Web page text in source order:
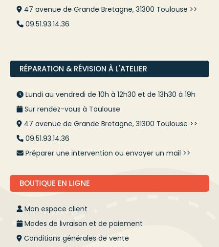
47 avenue de Grande Bretagne, 31300 Toulouse >>
09.51.93.14.36
RÉPARATION & RÉVISION À L'ATELIER
Lundi au vendredi de 10h à 12h30 et de 13h30 à 19h
Sur rendez-vous à Toulouse
47 avenue de Grande Bretagne, 31300 Toulouse >>
09.51.93.14.36
Préparer une intervention ou envoyer un mail >>
BOUTIQUE EN LIGNE
Mon espace client
Modes de livraison et de paiement
Conditions générales de vente